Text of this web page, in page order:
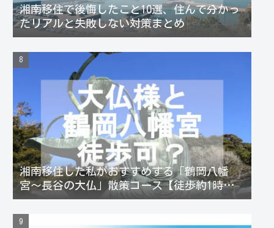
湘南移住で後悔したこと10選、住んで分かっ
たリアルと失敗しない対策まとめ
湘南移住した私がおすすめする「鶴岡八幡
宮〜長谷の大仏」散策コース【徒歩約1時
間】